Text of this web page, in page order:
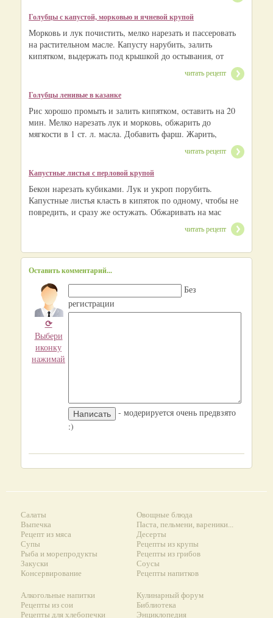
Голубцы с капустой, морковью и ячневой крупой
Морковь и лук почистить, мелко нарезать и пассеровать
на растительном масле. Капусту нарубить, залить
кипятком, выдержать под крышкой до остывания, от
читать рецепт
Голубцы ленивые в казанке
Рис хорошо промыть и залить кипятком, оставить на 20
мин. Мелко нарезать лук и морковь, обжарить до
мягкости в 1 ст. л. масла. Добавить фарш. Жарить,
читать рецепт
Капустные листья с перловой крупой
Бекон нарезать кубиками. Лук и укроп порубить.
Капустные листья класть в кипяток по одному, чтобы не
повредить, и сразу же остужать. Обжаривать на мас
читать рецепт
Оставить комментарий...
⟳
Выбери
иконку
нажимай
Без
регистрации
- модерируется очень предвзято
:)
Салаты
Выпечка
Рецепт из мяса
Супы
Рыба и морепродукты
Закуски
Консервирование
Овощные блюда
Паста, пельмени, вареники...
Десерты
Рецепты из крупы
Рецепты из грибов
Соусы
Рецепты напитков
Алкогольные напитки
Рецепты из сои
Рецепты для хлебопечки
Кулинарный форум
Библиотека
Энциклопедия